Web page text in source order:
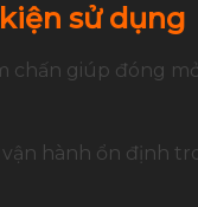
sử dụng
giúp đóng
hành ổn định